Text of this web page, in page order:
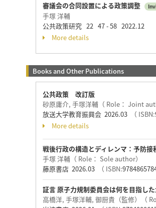
審議会の合同設置による政策調整
手塚 洋輔
公共政策研究 22 47 - 58 2022.12
More details
Books and Other Publications
公共政策 改訂版
砂原庸介, 手塚洋輔（ Role： Joint
放送大学教育振興会 2026.03
（ ISBN:
More details
戦後行政の構造とディレンマ：予防接
手塚 洋輔（ Role： Sole author）
藤原書店 2026.03
（ ISBN:
証言 原子力規制委員会は何を目指し
高橋洋, 手塚洋輔, 御厨貴（監修）（